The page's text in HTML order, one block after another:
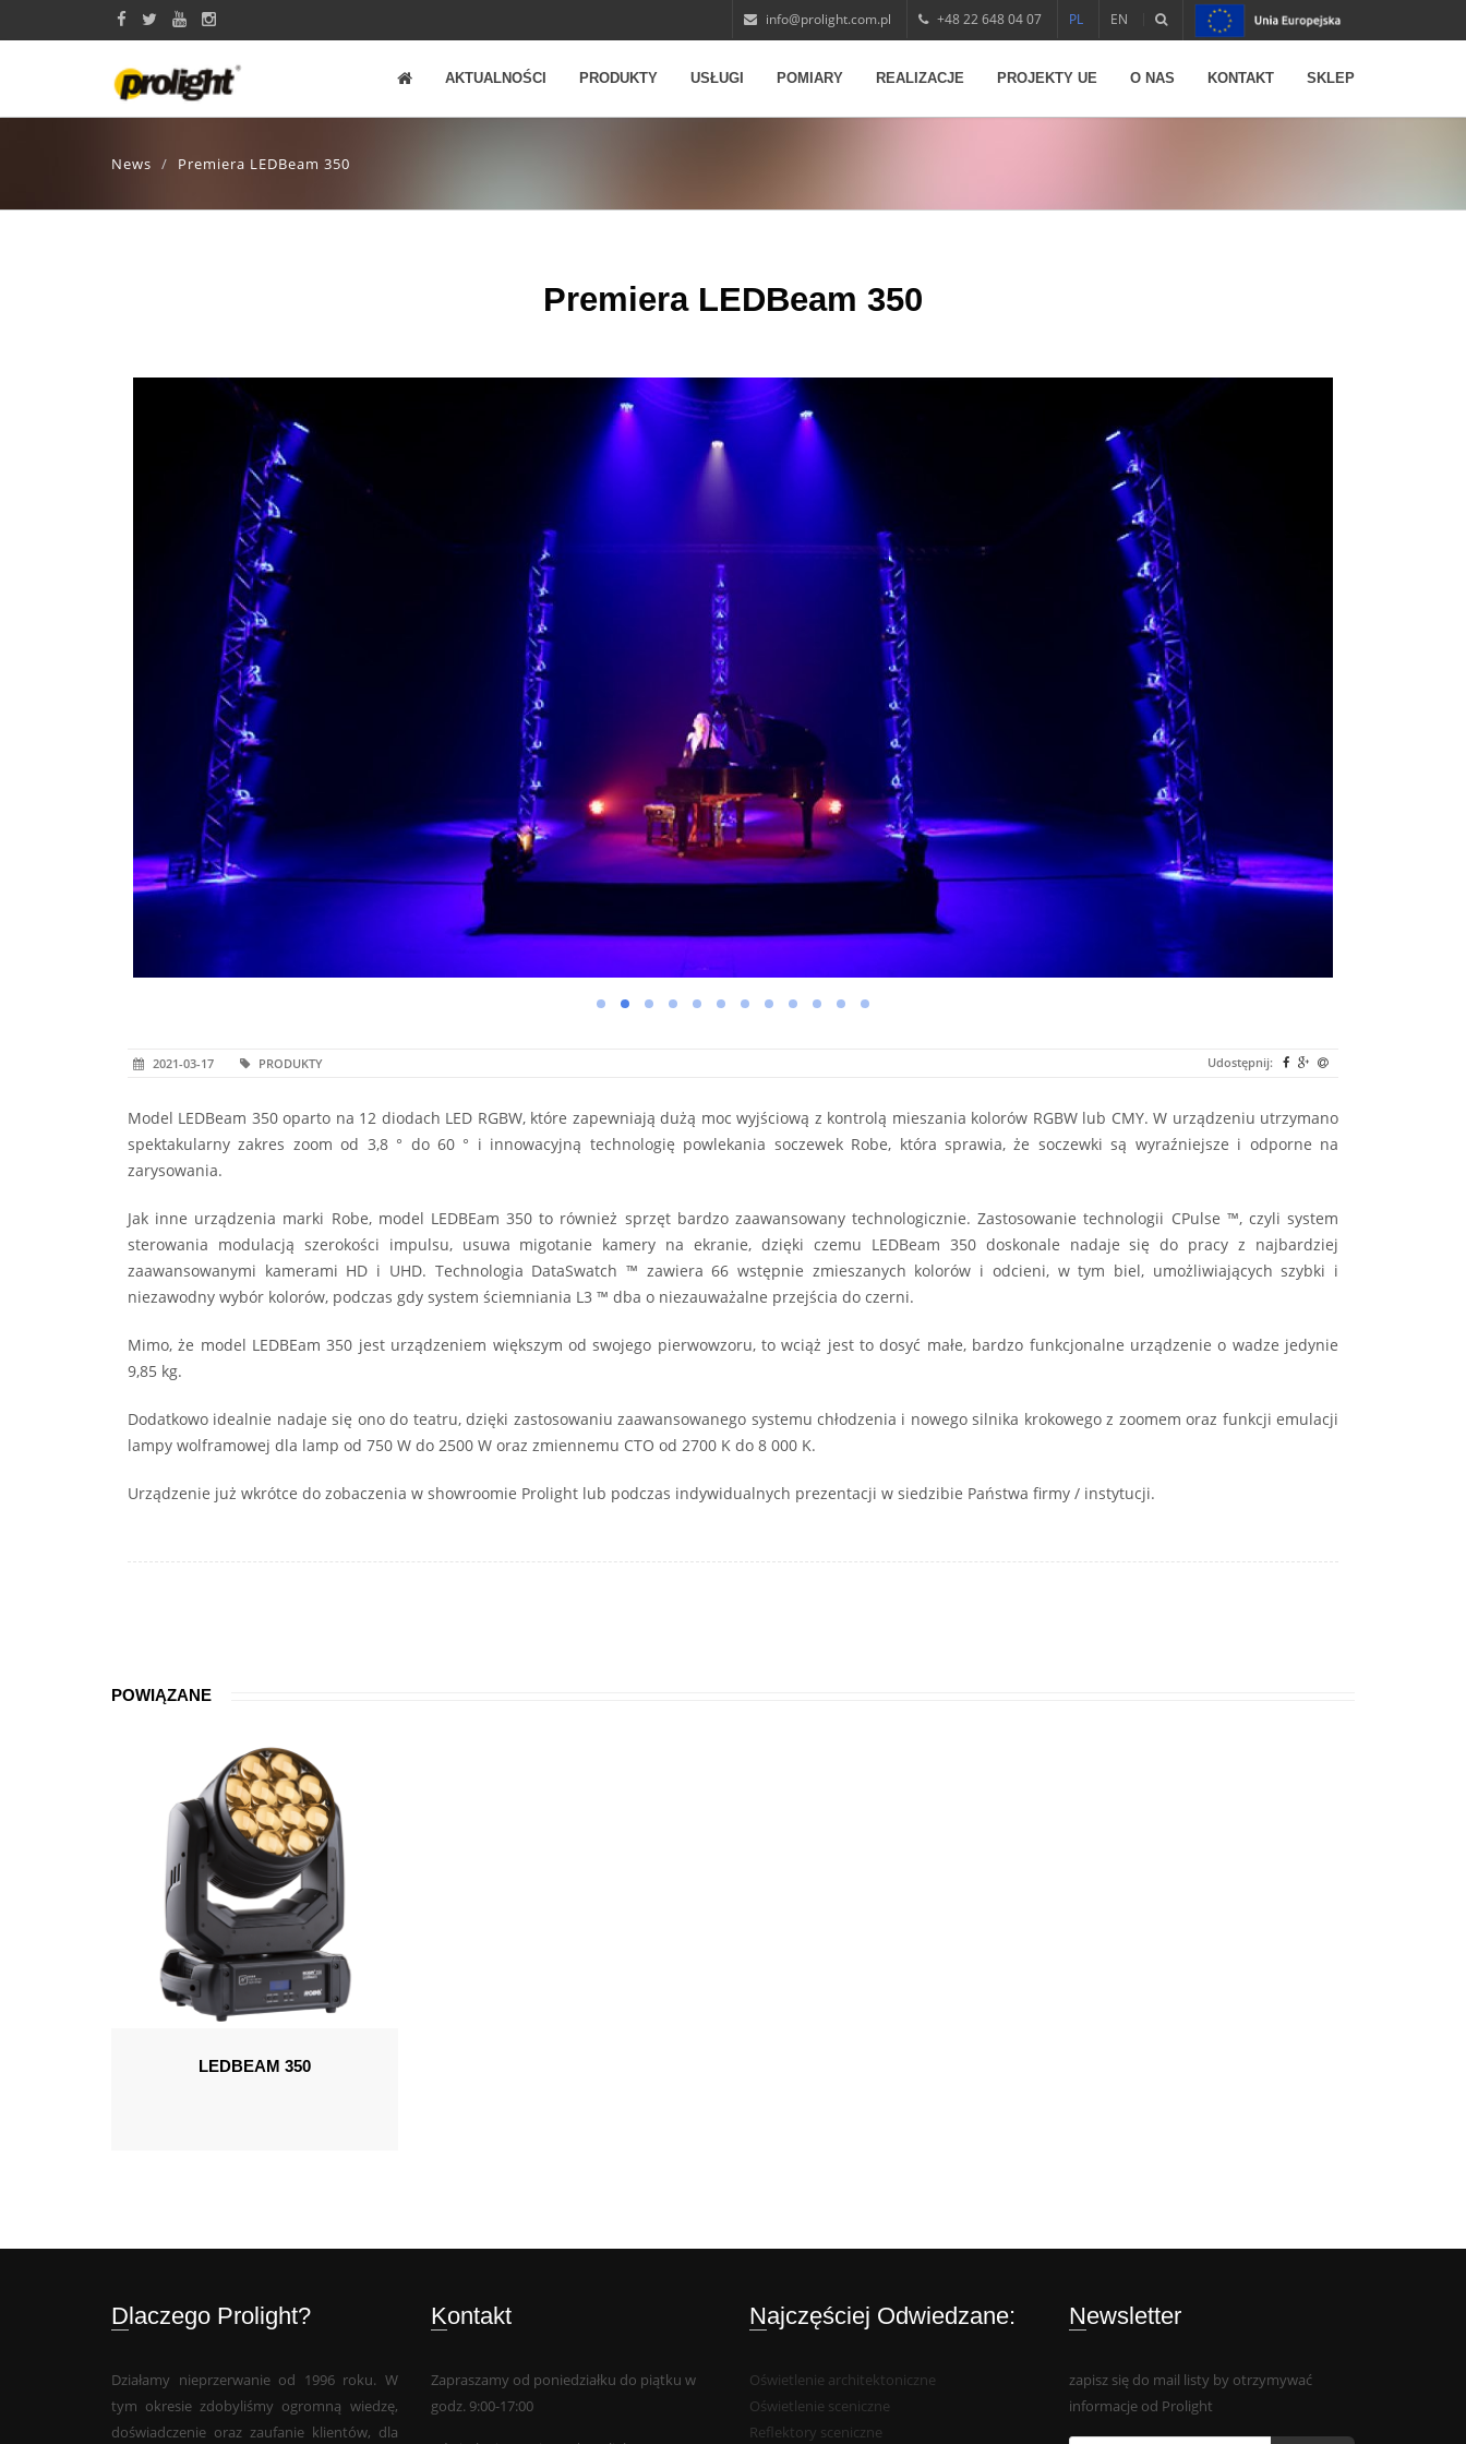
info@prolight.com.pl +48 22 648 04 07 PL EN
AKTUALNOŚCI PRODUKTY USŁUGI POMIARY REALIZACJE PROJEKTY UE O NAS KONTAKT SKLEP
News Premiera LEDBeam 350
Premiera LEDBeam 350
2021-03-17 PRODUKTY Udostępnij:
Model LEDBeam 350 oparto na 12 diodach LED RGBW, które zapewniają dużą moc wyjściową z kontrolą mieszania kolorów RGBW lub CMY. W urządzeniu utrzymano
spektakularny zakres zoom od 3,8 ° do 60 ° i innowacyjną technologię powlekania soczewek Robe, która sprawia, że soczewki są wyraźniejsze i odporne na
zarysowania.
Jak inne urządzenia marki Robe, model LEDBEam 350 to również sprzęt bardzo zaawansowany technologicznie. Zastosowanie technologii CPulse ™, czyli system
sterowania modulacją szerokości impulsu, usuwa migotanie kamery na ekranie, dzięki czemu LEDBeam 350 doskonale nadaje się do pracy z najbardziej
zaawansowanymi kamerami HD i UHD. Technologia DataSwatch ™ zawiera 66 wstępnie zmieszanych kolorów i odcieni, w tym biel, umożliwiających szybki i
niezawodny wybór kolorów, podczas gdy system ściemniania L3 ™ dba o niezauważalne przejścia do czerni.
Mimo, że model LEDBEam 350 jest urządzeniem większym od swojego pierwowzoru, to wciąż jest to dosyć małe, bardzo funkcjonalne urządzenie o wadze jedynie
9,85 kg.
Dodatkowo idealnie nadaje się ono do teatru, dzięki zastosowaniu zaawansowanego systemu chłodzenia i nowego silnika krokowego z zoomem oraz funkcji emulacji
lampy wolframowej dla lamp od 750 W do 2500 W oraz zmiennemu CTO od 2700 K do 8 000 K.
Urządzenie już wkrótce do zobaczenia w showroomie Prolight lub podczas indywidualnych prezentacji w siedzibie Państwa firmy / instytucji.
POWIĄZANE
LEDBEAM 350
Dlaczego Prolight?
Działamy nieprzerwanie od 1996 roku. W
tym okresie zdobyliśmy ogromną wiedzę,
doświadczenie oraz zaufanie klientów, dla
Kontakt
Zapraszamy od poniedziałku do piątku w
godz. 9:00-17:00
Najczęściej Odwiedzane:
Oświetlenie architektoniczne
Oświetlenie sceniczne
Reflektory sceniczne
Newsletter
zapisz się do mail listy by otrzymywać
informacje od Prolight